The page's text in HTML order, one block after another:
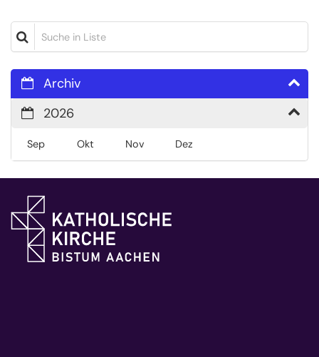
Suche in Liste
Archiv
2026
Sep Okt Nov Dez